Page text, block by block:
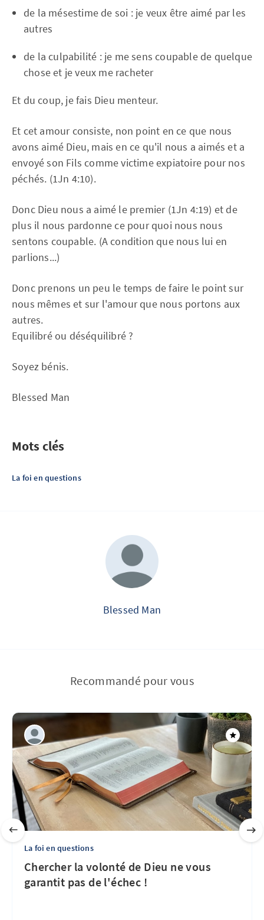
de la mésestime de soi : je veux être aimé par les
autres
de la culpabilité : je me sens coupable de quelque
chose et je veux me racheter
Et du coup, je fais Dieu menteur.
Et cet amour consiste, non point en ce que nous
avons aimé Dieu, mais en ce qu'il nous a aimés et a
envoyé son Fils comme victime expiatoire pour nos
péchés. (1Jn 4:10).
Donc Dieu nous a aimé le premier (1Jn 4:19) et de
plus il nous pardonne ce pour quoi nous nous
sentons coupable. (A condition que nous lui en
parlions...)
Donc prenons un peu le temps de faire le point sur
nous mêmes et sur l'amour que nous portons aux
autres.
Equilibré ou déséquilibré ?
Soyez bénis.
Blessed Man
Mots clés
La foi en questions
Blessed Man
Recommandé pour vous
La foi en questions
Chercher la volonté de Dieu ne vous
garantit pas de l'échec !